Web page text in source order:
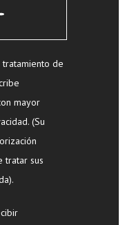
tratamiento de
mayor
(Su
tratar sus